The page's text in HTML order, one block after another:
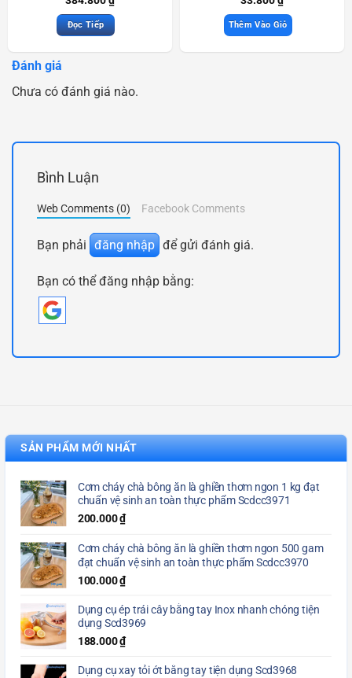
Đọc Tiếp Thêm Vào Giỏ
Đánh giá
Chưa có đánh giá nào.
Bình Luận
Web Comments (0) Facebook Comments
Bạn phải đăng nhập để gửi đánh giá.
Bạn có thể đăng nhập bằng:
SẢN PHẨM MỚI NHẤT
Cơm cháy chà bông ăn là ghiền thơm ngon 1 kg đạt
chuẩn vệ sinh an toàn thực phẩm Scdcc3971
200.000₫
Cơm cháy chà bông ăn là ghiền thơm ngon 500 gam
đạt chuẩn vệ sinh an toàn thực phẩm Scdcc3970
100.000₫
Dụng cụ ép trái cây bằng tay Inox nhanh chóng tiện
dụng Scd3969
188.000₫
Dụng cụ xay tỏi ớt bằng tay tiện dụng Scd3968